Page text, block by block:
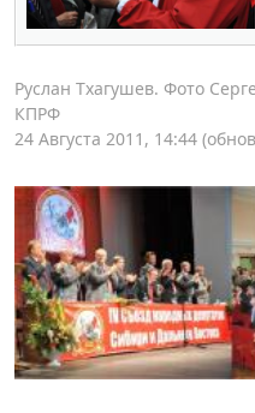
Руслан Тхагушев. Фото
КПРФ
24 Августа 2011, 14:44